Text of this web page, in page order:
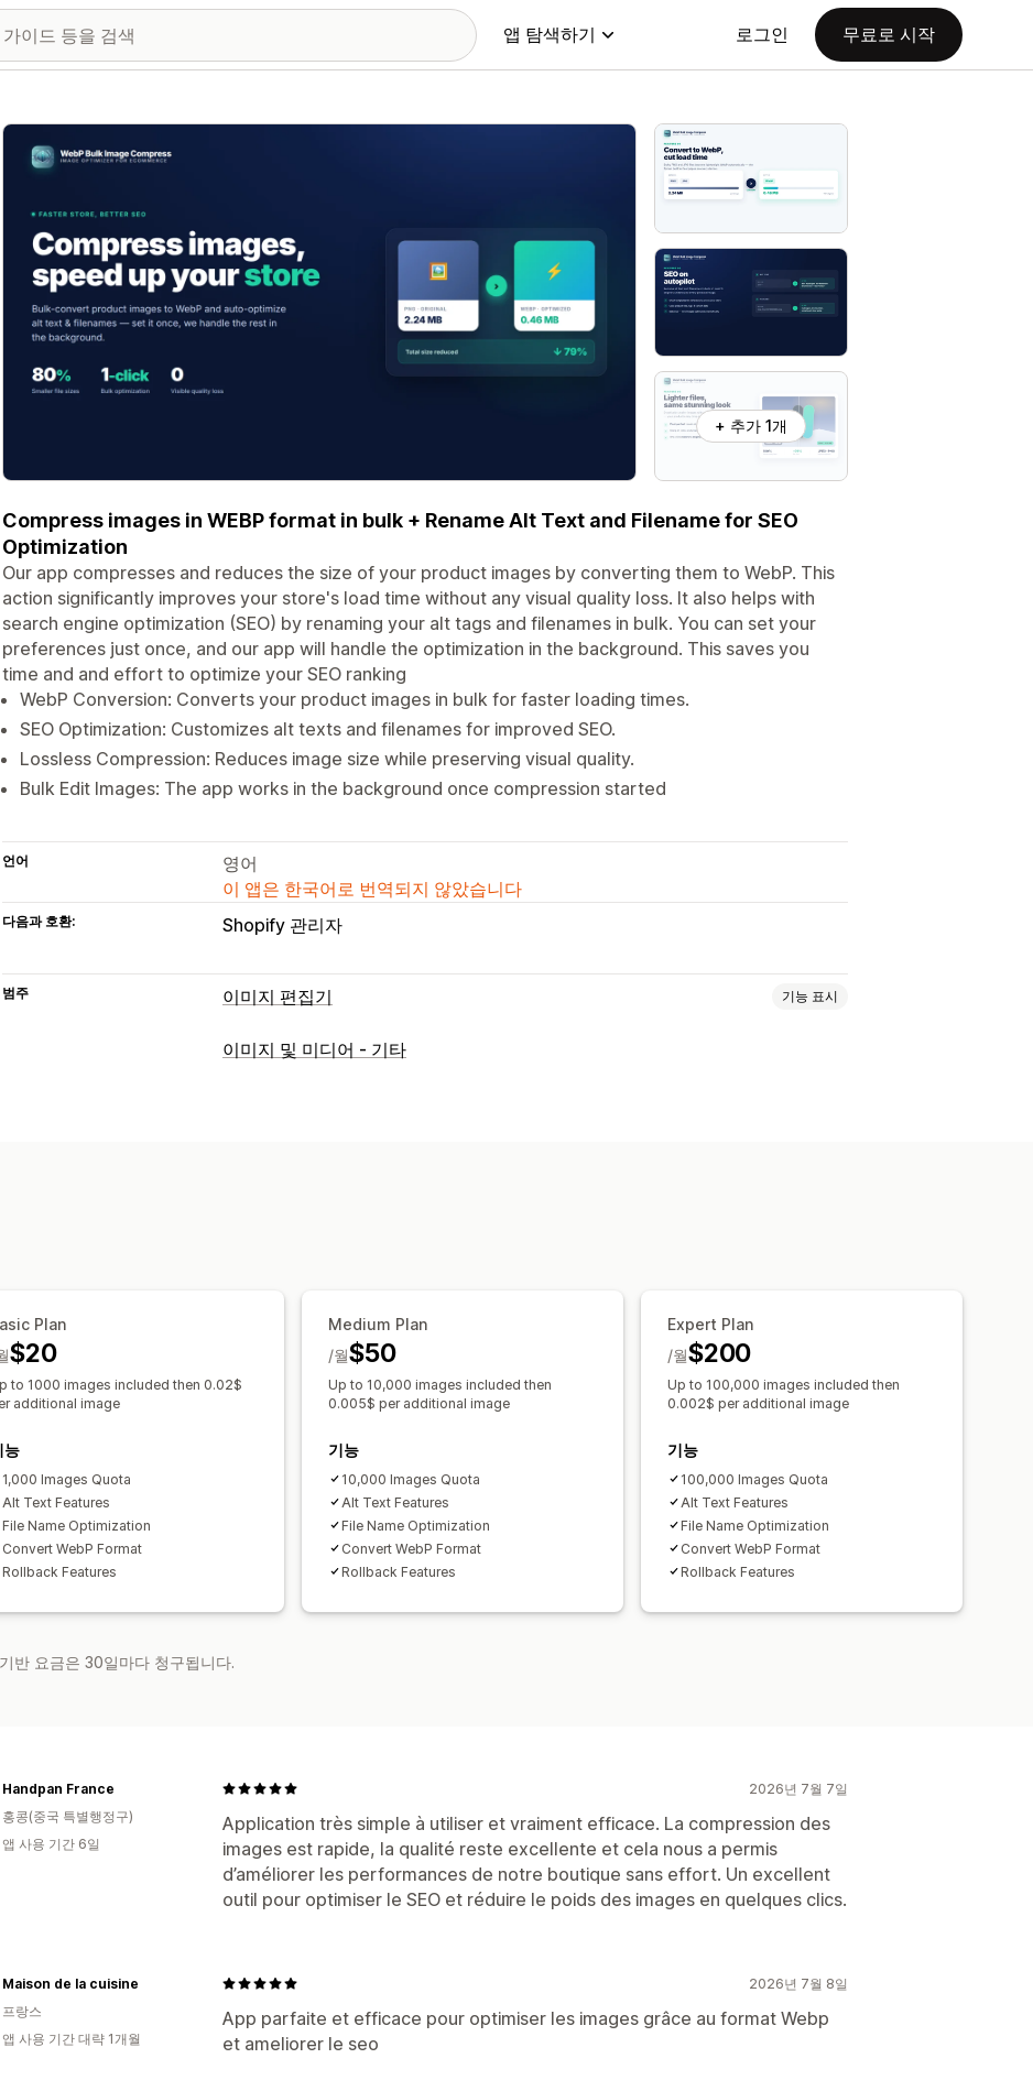
앱 탐색하기 로그인 무료로 시작
추천 이미지 갤러리
+ 추가 1개
Compress images in WEBP format in bulk + Rename Alt Text and Filename for SEO
Optimization
Our app compresses and reduces the size of your product images by converting them to WebP. This
action significantly improves your store's load time without any visual quality loss. It also helps with
search engine optimization (SEO) by renaming your alt tags and filenames in bulk. You can set your
preferences just once, and our app will handle the optimization in the background. This saves you
time and and effort to optimize your SEO ranking
WebP Conversion: Converts your product images in bulk for faster loading times.
SEO Optimization: Customizes alt texts and filenames for improved SEO.
Lossless Compression: Reduces image size while preserving visual quality.
Bulk Edit Images: The app works in the background once compression started
언어
영어
이 앱은 한국어로 번역되지 않았습니다
다음과 호환: Shopify 관리자
범주 이미지 편집기 기능 표시
이미지 최적화
이미지 및 미디어 - 기타
Plan
$20
to 1000 images included then 0.02$
additional image
능
1,000 Images Quota
Alt Text Features
File Name Optimization
Convert WebP Format
Rollback Features
Medium Plan
$50
/월
Up to 10,000 images included then
0.005$ per additional image
기능
10,000 Images Quota
Alt Text Features
File Name Optimization
Convert WebP Format
Rollback Features
Expert Plan
$200
/월
Up to 100,000 images included then
0.002$ per additional image
기능
100,000 Images Quota
Alt Text Features
File Name Optimization
Convert WebP Format
Rollback Features
반 요금은 30일마다 청구됩니다.
2026년 7월 7일
Application très simple à utiliser et vraiment efficace. La compression des
images est rapide, la qualité reste excellente et cela nous a permis
d’améliorer les performances de notre boutique sans effort. Un excellent
outil pour optimiser le SEO et réduire le poids des images en quelques clics.
Handpan France
홍콩(중국 특별행정구)
앱 사용 기간 6일
2026년 7월 8일
App parfaite et efficace pour optimiser les images grâce au format Webp
et ameliorer le seo
Maison de la cuisine
프랑스
앱 사용 기간 대략 1개월